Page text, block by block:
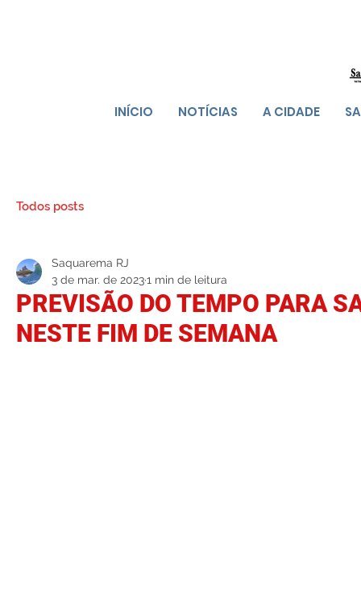
INÍCIO NOTÍCIAS A CIDADE
Todos posts
PREVISÃO DO TEMPO PARA
NESTE FIM DE SEMANA
Saquarema RJ
3 de mar. de 20231 min de leitura